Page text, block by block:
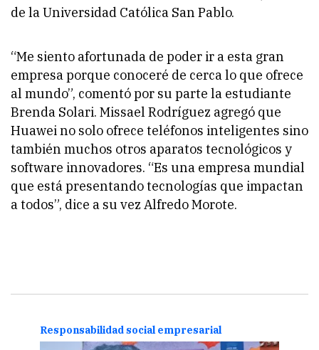
de la Universidad Católica San Pablo.
“Me siento afortunada de poder ir a esta gran
empresa porque conoceré de cerca lo que ofrece
al mundo”, comentó por su parte la estudiante
Brenda Solari. Missael Rodríguez agregó que
Huawei no solo ofrece teléfonos inteligentes sino
también muchos otros aparatos tecnológicos y
software innovadores. “Es una empresa mundial
que está presentando tecnologías que impactan
a todos”, dice a su vez Alfredo Morote.
Responsabilidad social empresarial